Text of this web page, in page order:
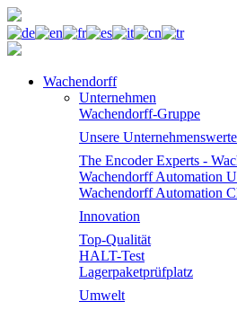
Wachendorff
Unternehmen
Wachendorff-Gruppe
Unsere
The Encoder Experts -
Wachendorff Automation
Wachendorff Automation
Innovation
Top-Qualität
HALT-Test
Lagerpaketprüfplatz
Umwelt